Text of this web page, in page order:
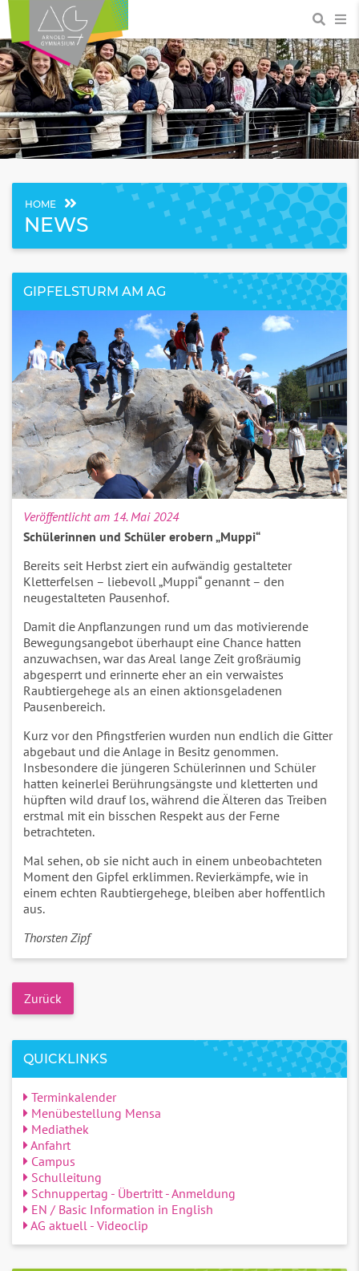
HOME
NEWS
GIPFELSTURM AM AG
Veröffentlicht am 14. Mai 2024
Schülerinnen und Schüler erobern „Muppi“
Bereits seit Herbst ziert ein aufwändig gestalteter
Kletterfelsen – liebevoll „Muppi“ genannt – den
neugestalteten Pausenhof.
Damit die Anpflanzungen rund um das motivierende
Bewegungsangebot überhaupt eine Chance hatten
anzuwachsen, war das Areal lange Zeit großräumig
abgesperrt und erinnerte eher an ein verwaistes
Raubtiergehege als an einen aktionsgeladenen
Pausenbereich.
Kurz vor den Pfingstferien wurden nun endlich die Gitter
abgebaut und die Anlage in Besitz genommen.
Insbesondere die jüngeren Schülerinnen und Schüler
hatten keinerlei Berührungsängste und kletterten und
hüpften wild drauf los, während die Älteren das Treiben
erstmal mit ein bisschen Respekt aus der Ferne
betrachteten.
Mal sehen, ob sie nicht auch in einem unbeobachteten
Moment den Gipfel erklimmen. Revierkämpfe, wie in
einem echten Raubtiergehege, bleiben aber hoffentlich
aus.
Thorsten Zipf
Zurück
QUICKLINKS
Terminkalender
Menübestellung Mensa
Mediathek
Anfahrt
Campus
Schulleitung
Schnuppertag - Übertritt - Anmeldung
EN / Basic Information in English
AG aktuell - Videoclip